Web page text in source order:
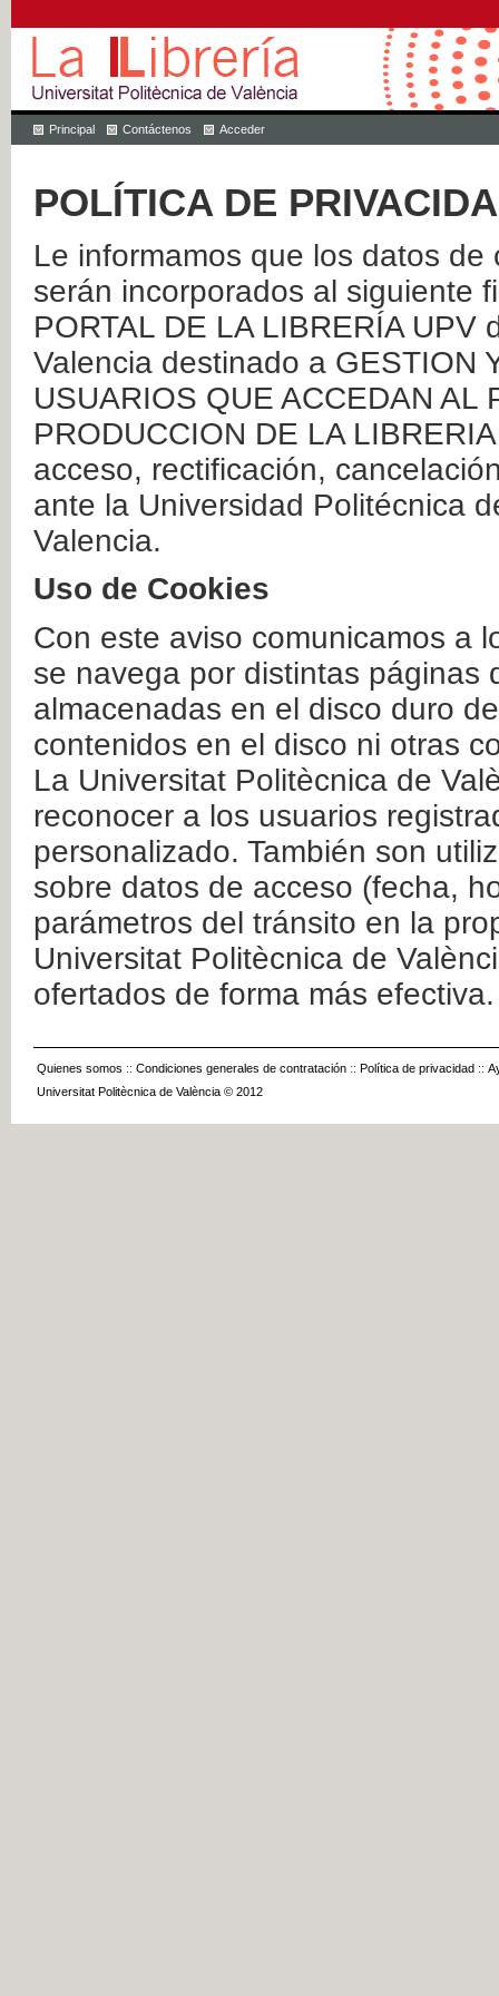
Principal Contáctenos Acceder
POLÍTICA DE
Le informamos que los datos
serán incorporados al siguiente
PORTAL DE LA LIBRERÍA
Valencia destinado a GESTION
USUARIOS QUE ACCEDAN AL
PRODUCCION DE LA
acceso, rectificación,
ante la Universidad Politécnica
Valencia.
Uso de Cookies
Con este aviso comunicamos a
se navega por distintas páginas
almacenadas en el disco duro
contenidos en el disco ni otras
La Universitat Politècnica de
reconocer a los usuarios
personalizado. También son
sobre datos de acceso (fecha,
parámetros del tránsito en la
Universitat Politècnica de
ofertados de forma más efectiva.
Quienes somos :: Condiciones generales de contratación :: Política de privacidad ::
Universitat Politècnica de València © 2012